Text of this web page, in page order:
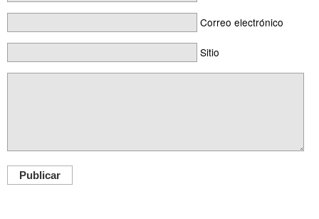
Correo electrónico
Sitio
Publicar